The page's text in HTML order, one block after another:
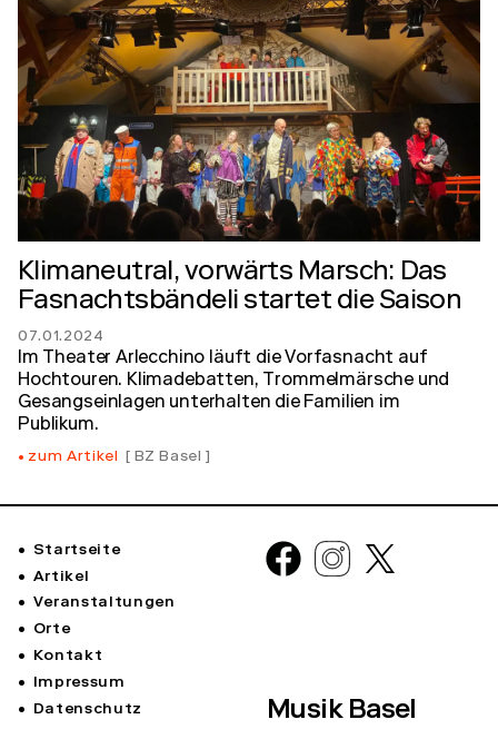
Klimaneutral, vorwärts Marsch: Das
Fasnachtsbändeli startet die Saison
07.01.2024
Im Theater Arlecchino läuft die Vorfasnacht auf
Hochtouren. Klimadebatten, Trommelmärsche und
Gesangseinlagen unterhalten die Familien im
Publikum.
zum Artikel BZ Basel
Startseite
Artikel
Veranstaltungen
Orte
Kontakt
Impressum
Datenschutz
Musik Basel